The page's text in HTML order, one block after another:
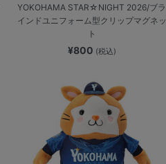
YOKOHAMA STAR☆NIGHT 2026/ブラ
インドユニフォーム型クリップマグネッ
ト
¥800 (税込)